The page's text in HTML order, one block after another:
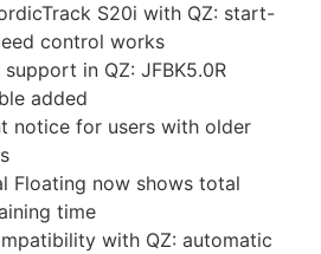
S20i with QZ: start-
control works
in QZ: JFBK5.0R
added
notice for users with older
Floating now shows total
time
with QZ: automatic